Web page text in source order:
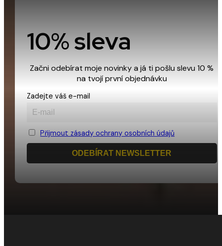
10% sleva
Začni odebírat moje novinky a já ti pošlu slevu 10 %
na tvojí první objednávku
Zadejte váš e-mail
Přijmout zásady ochrany osobních údajů